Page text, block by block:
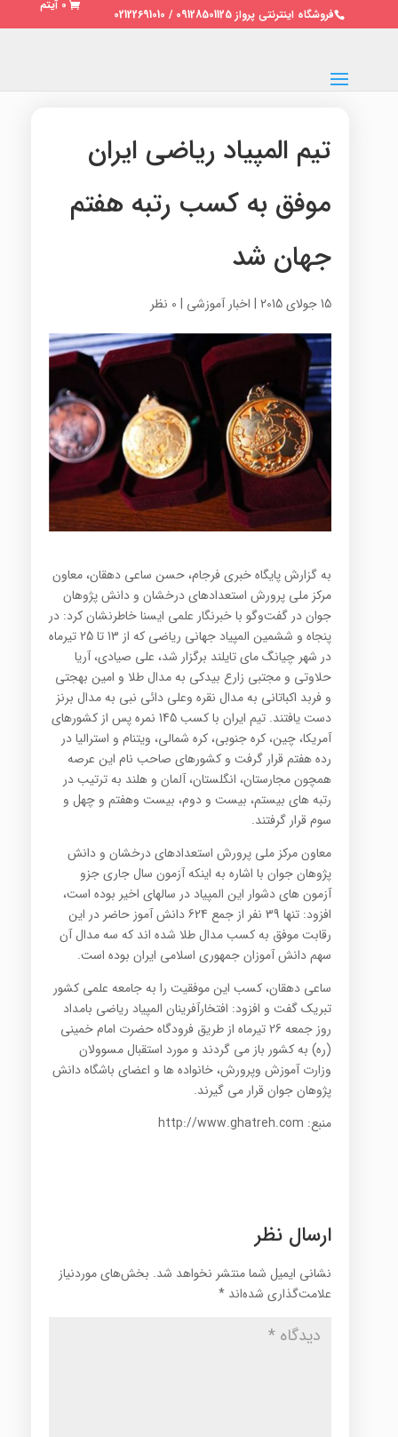
فروشگاه اینترنتی پرواز 09128501125 / 02122691010
0 آیتم
تیم المپیاد ریاضی ایران
موفق به کسب رتبه هفتم
جهان شد
15 جولای 2015 | اخبار آموزشی | 0 نظر
به گزارش پایگاه خبری فرجام، حسن ساعی دهقان، معاون
مرکز ملی پرورش استعدادهای درخشان و دانش پژوهان
جوان در گفت‌و‌گو با خبرنگار علمی ایسنا خاطرنشان کرد: در
پنجاه و ششمین المپیاد جهانی ریاضی که از 13 تا 25 تیرماه
در شهر چیانگ مای تایلند برگزار شد، علی صیادی، آریا
حلاوتی و مجتبی زارع بیدکی به مدال طلا و امین بهجتی
و فربد اکباتانی به مدال نقره وعلی دائی نبی به مدال برنز
دست یافتند. تیم ایران با کسب 145 نمره پس از کشورهای
آمریکا، چین، کره جنوبی، کره شمالی، ویتنام و استرالیا در
رده هفتم قرار گرفت و کشورهای صاحب نام این عرصه
همچون مجارستان، انگلستان، آلمان و هلند به ترتیب در
رتبه های بیستم، بیست و دوم، بیست وهفتم و چهل و
سوم قرار گرفتند.
معاون مرکز ملی پرورش استعدادهای درخشان و دانش
پژوهان جوان با اشاره به اینکه آزمون سال جاری جزو
آزمون های دشوار این المپیاد در سالهای اخیر بوده است،
افزود: تنها 39 نفر از جمع 624 دانش آموز حاضر در این
رقابت موفق به کسب مدال طلا شده اند که سه مدال آن
سهم دانش آموزان جمهوری اسلامی ایران بوده است.
ساعی دهقان، کسب این موفقیت را به جامعه علمی کشور
تبریک گفت و افزود: افتخارآفرینان المپیاد ریاضی بامداد
روز جمعه 26 تیرماه از طریق فرودگاه حضرت امام خمینی
(ره) به کشور باز می گردند و مورد استقبال مسوولان
وزارت آموزش وپرورش، خانواده ها و اعضای باشگاه دانش
پژوهان جوان قرار می گیرند.
منبع: http://www.ghatreh.com
ارسال نظر
نشانی ایمیل شما منتشر نخواهد شد. بخش‌های موردنیاز
علامت‌گذاری شده‌اند *